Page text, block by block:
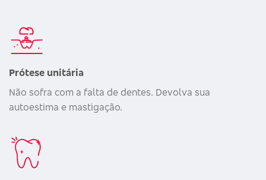
Prótese unitária
Não sofra com a falta de dentes. Devolva sua
autoestima e mastigação.